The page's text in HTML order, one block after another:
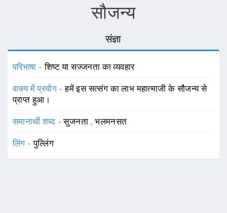
सौजन्य
संज्ञा
परिभाषा -शिष्ट या सज्जनता का व्यवहार
वाक्य में प्रयोग -हमें इस सत्संग का लाभ महात्माजी के सौजन्य से
प्राप्त हुआ।
समानार्थी शब्द -सुजनता ,भलमनसत
लिंग -पुल्लिंग